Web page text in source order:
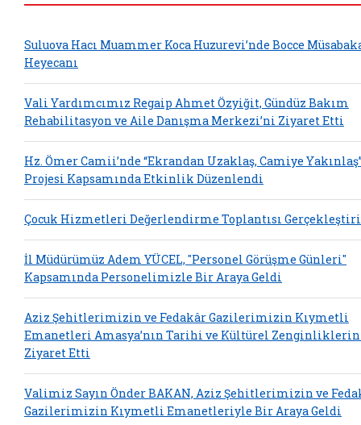
Suluova Hacı Muammer Koca Huzurevi’nde Bocce
Heyecanı
Vali Yardımcımız Regaip Ahmet Özyiğit, Gündüz Bakım
Rehabilitasyon ve Aile Danışma Merkezi’ni Ziyaret Etti
Hz. Ömer Camii’nde “Ekrandan Uzaklaş, Camiye
Projesi Kapsamında Etkinlik Düzenlendi
Çocuk Hizmetleri Değerlendirme Toplantısı
İl Müdürümüz Adem YÜCEL, "Personel Görüşme Günleri"
Kapsamında Personelimizle Bir Araya Geldi
Aziz Şehitlerimizin ve Fedakâr Gazilerimizin Kıymetli
Emanetleri Amasya’nın Tarihi ve Kültürel
Ziyaret Etti
Valimiz Sayın Önder BAKAN, Aziz Şehitlerimizin ve
Gazilerimizin Kıymetli Emanetleriyle Bir Araya Geldi